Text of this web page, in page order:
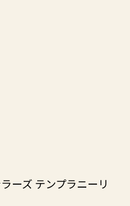
ーズ テンプラニーリ